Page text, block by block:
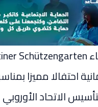
احتفالا مميزا
الاتحاد الأوروبي